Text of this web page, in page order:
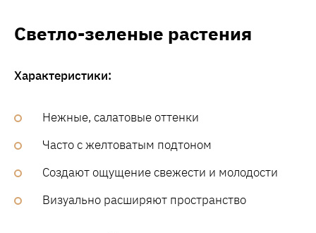
Светло-зеленые растения
Характеристики:
Нежные, салатовые оттенки
Часто с желтоватым подтоном
Создают ощущение свежести и молодости
Визуально расширяют пространство